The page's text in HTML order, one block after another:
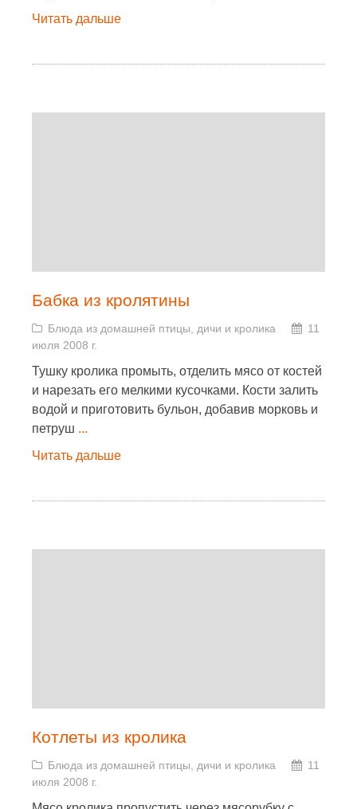
Читать дальше
Бабка из кролятины
Блюда из домашней птицы, дичи и кролика
11
июля 2008 г.
Тушку кролика промыть, отделить мясо от костей
и нарезать его мелкими кусочками. Кости залить
водой и приготовить бульон, добавив морковь и
петруш ...
Читать дальше
Котлеты из кролика
Блюда из домашней птицы, дичи и кролика
11
июля 2008 г.